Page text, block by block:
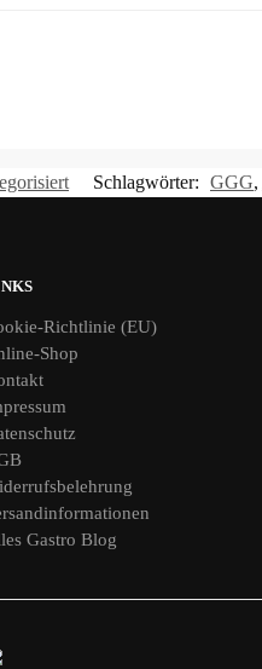
Schlagwörter: GGG,
Richtlinie (EU)
Shop
Gastro Blog